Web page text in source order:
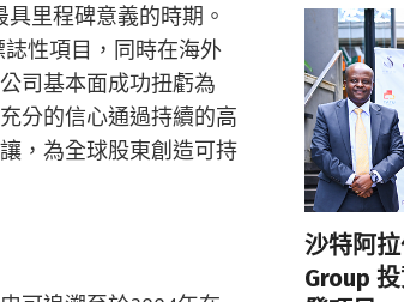
里程碑意義的時期。
性項目，同時在海外
司基本面成功扭虧為
分的信心通過持續的高
，為全球股東創造可持
沙特阿
Group